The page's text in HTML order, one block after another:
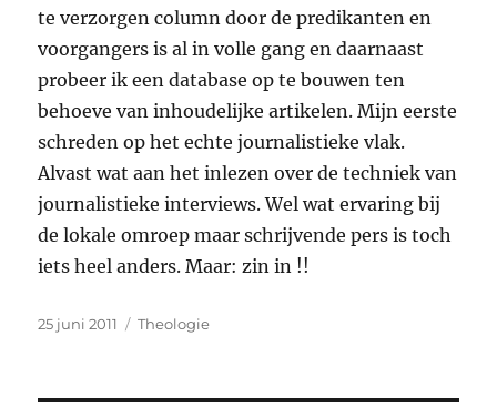
te verzorgen column door de predikanten en
voorgangers is al in volle gang en daarnaast
probeer ik een database op te bouwen ten
behoeve van inhoudelijke artikelen. Mijn eerste
schreden op het echte journalistieke vlak.
Alvast wat aan het inlezen over de techniek van
journalistieke interviews. Wel wat ervaring bij
de lokale omroep maar schrijvende pers is toch
iets heel anders. Maar: zin in !!
Geplaatst
25 juni 2011 Categorieën
Theologie